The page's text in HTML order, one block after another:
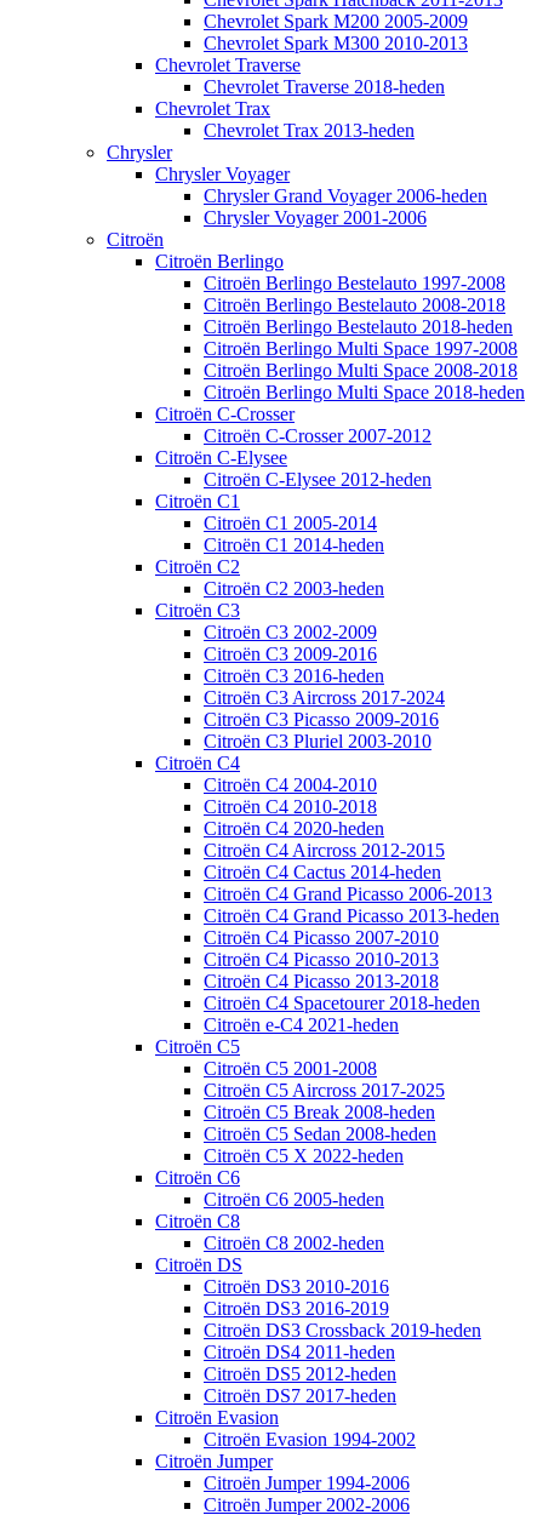
Chevrolet Spark M200 2005-2009
Chevrolet Spark M300 2010-2013
Chevrolet Traverse
Chevrolet Traverse 2018-heden
Chevrolet Trax
Chevrolet Trax 2013-heden
Chrysler
Chrysler Voyager
Chrysler Grand Voyager 2006-heden
Chrysler Voyager 2001-2006
Citroën
Citroën Berlingo
Citroën Berlingo Bestelauto 1997-2008
Citroën Berlingo Bestelauto 2008-2018
Citroën Berlingo Bestelauto 2018-heden
Citroën Berlingo Multi Space 1997-2008
Citroën Berlingo Multi Space 2008-2018
Citroën Berlingo Multi Space 2018-heden
Citroën C-Crosser
Citroën C-Crosser 2007-2012
Citroën C-Elysee
Citroën C-Elysee 2012-heden
Citroën C1
Citroën C1 2005-2014
Citroën C1 2014-heden
Citroën C2
Citroën C2 2003-heden
Citroën C3
Citroën C3 2002-2009
Citroën C3 2009-2016
Citroën C3 2016-heden
Citroën C3 Aircross 2017-2024
Citroën C3 Picasso 2009-2016
Citroën C3 Pluriel 2003-2010
Citroën C4
Citroën C4 2004-2010
Citroën C4 2010-2018
Citroën C4 2020-heden
Citroën C4 Aircross 2012-2015
Citroën C4 Cactus 2014-heden
Citroën C4 Grand Picasso 2006-2013
Citroën C4 Grand Picasso 2013-heden
Citroën C4 Picasso 2007-2010
Citroën C4 Picasso 2010-2013
Citroën C4 Picasso 2013-2018
Citroën C4 Spacetourer 2018-heden
Citroën e-C4 2021-heden
Citroën C5
Citroën C5 2001-2008
Citroën C5 Aircross 2017-2025
Citroën C5 Break 2008-heden
Citroën C5 Sedan 2008-heden
Citroën C5 X 2022-heden
Citroën C6
Citroën C6 2005-heden
Citroën C8
Citroën C8 2002-heden
Citroën DS
Citroën DS3 2010-2016
Citroën DS3 2016-2019
Citroën DS3 Crossback 2019-heden
Citroën DS4 2011-heden
Citroën DS5 2012-heden
Citroën DS7 2017-heden
Citroën Evasion
Citroën Evasion 1994-2002
Citroën Jumper
Citroën Jumper 1994-2006
Citroën Jumper 2002-2006